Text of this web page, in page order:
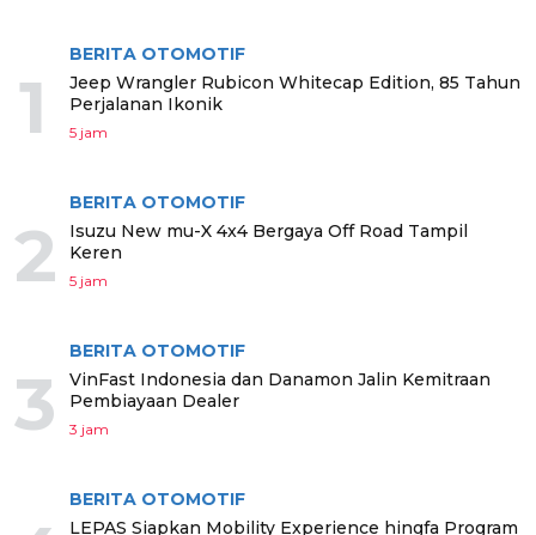
1
BERITA OTOMOTIF
Jeep Wrangler Rubicon Whitecap Edition, 85 Tahun
Perjalanan Ikonik
5 jam
2
BERITA OTOMOTIF
Isuzu New mu-X 4x4 Bergaya Off Road Tampil
Keren
5 jam
3
BERITA OTOMOTIF
VinFast Indonesia dan Danamon Jalin Kemitraan
Pembiayaan Dealer
3 jam
BERITA OTOMOTIF
LEPAS Siapkan Mobility Experience hingfa Program